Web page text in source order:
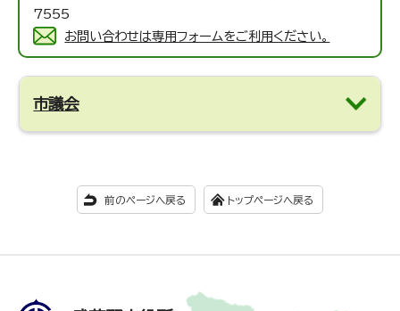
7555
お問い合わせは専用フォームをご利用ください。
市議会
前のページへ戻る トップページへ戻る